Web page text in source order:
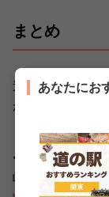
まとめ
道の駅叉ヶ池の
が食べられる道
◆道の駅夜叉ヶ
岐阜県揖斐郡揖
あなたにお